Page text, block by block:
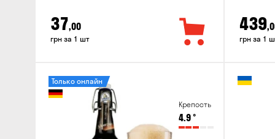
37,00
грн за 1 шт
439
грн за 1
Крепость
4.9°
Только онлайн